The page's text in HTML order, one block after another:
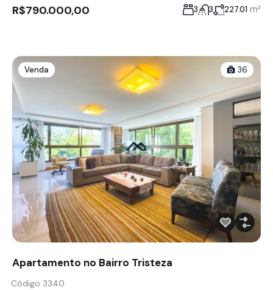
R$790.000,00 3 3 227.01 m²
Venda 36
Apartamento no Bairro Tristeza
Código 3340